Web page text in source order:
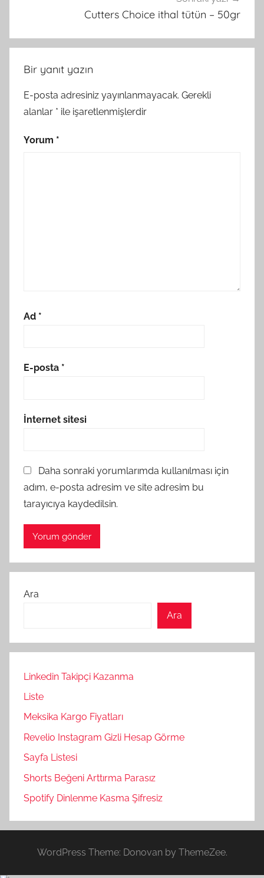
Cutters Choice ithal tütün – 50gr
Bir yanıt yazın
E-posta adresiniz yayınlanmayacak. Gerekli
alanlar * ile işaretlenmişlerdir
Yorum *
Ad *
E-posta *
İnternet sitesi
Daha sonraki yorumlarımda kullanılması için
adım, e-posta adresim ve site adresim bu
tarayıcıya kaydedilsin.
Ara
Ara
Linkedin Takipçi Kazanma
Liste
Meksika Kargo Fiyatları
Revelio Instagram Gizli Hesap Görme
Sayfa Listesi
Shorts Beğeni Arttırma Parasız
Spotify Dinlenme Kasma Şifresiz
WordPress Theme: Donovan by ThemeZee.